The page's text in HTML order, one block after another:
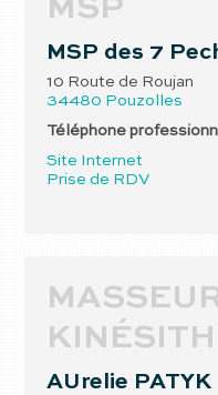
MSP
MSP des 7
10 Route de Roujan
34480 Pouzolles
Téléphone
Site Internet
Prise de RDV
AUrelie PATYK